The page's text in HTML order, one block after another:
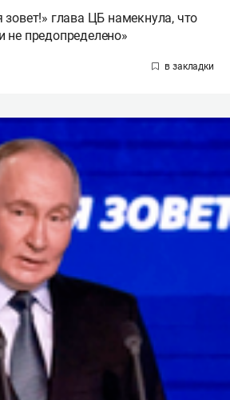
глава ЦБ намекнула, что
не предопределено»